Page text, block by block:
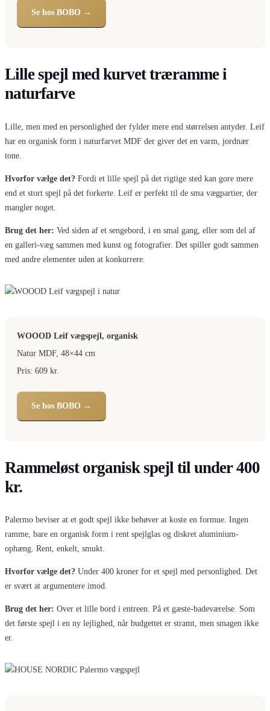
Se hos BOBO →
Lille spejl med kurvet træramme i
naturfarve
Lille, men med en personlighed der fylder mere end størrelsen antyder. Leif
har en organisk form i naturfarvet MDF der giver det en varm, jordnær
tone.
Hvorfor vælge det? Fordi et lille spejl på det rigtige sted kan gore mere
end et stort spejl på det forkerte. Leif er perfekt til de sma vægpartier, der
mangler noget.
Brug det her: Ved siden af et sengebord, i en smal gang, eller som del af
en galleri-væg sammen med kunst og fotografier. Det spiller godt sammen
med andre elementer uden at konkurrere.
WOOOD Leif vægspejl, organisk
Natur MDF, 48×44 cm
Pris: 609 kr.
Se hos BOBO →
Rammeløst organisk spejl til under 400
kr.
Palermo beviser at et godt spejl ikke behøver at koste en formue. Ingen
ramme, bare en organisk form i rent spejlglas og diskret aluminium-
ophæng. Rent, enkelt, smukt.
Hvorfor vælge det? Under 400 kroner for et spejl med personlighed. Det
er svært at argumentere imod.
Brug det her: Over et lille bord i entreen. På et gæste-badeværelse. Som
det første spejl i en ny lejlighed, når budgettet er stramt, men smagen ikke
er.